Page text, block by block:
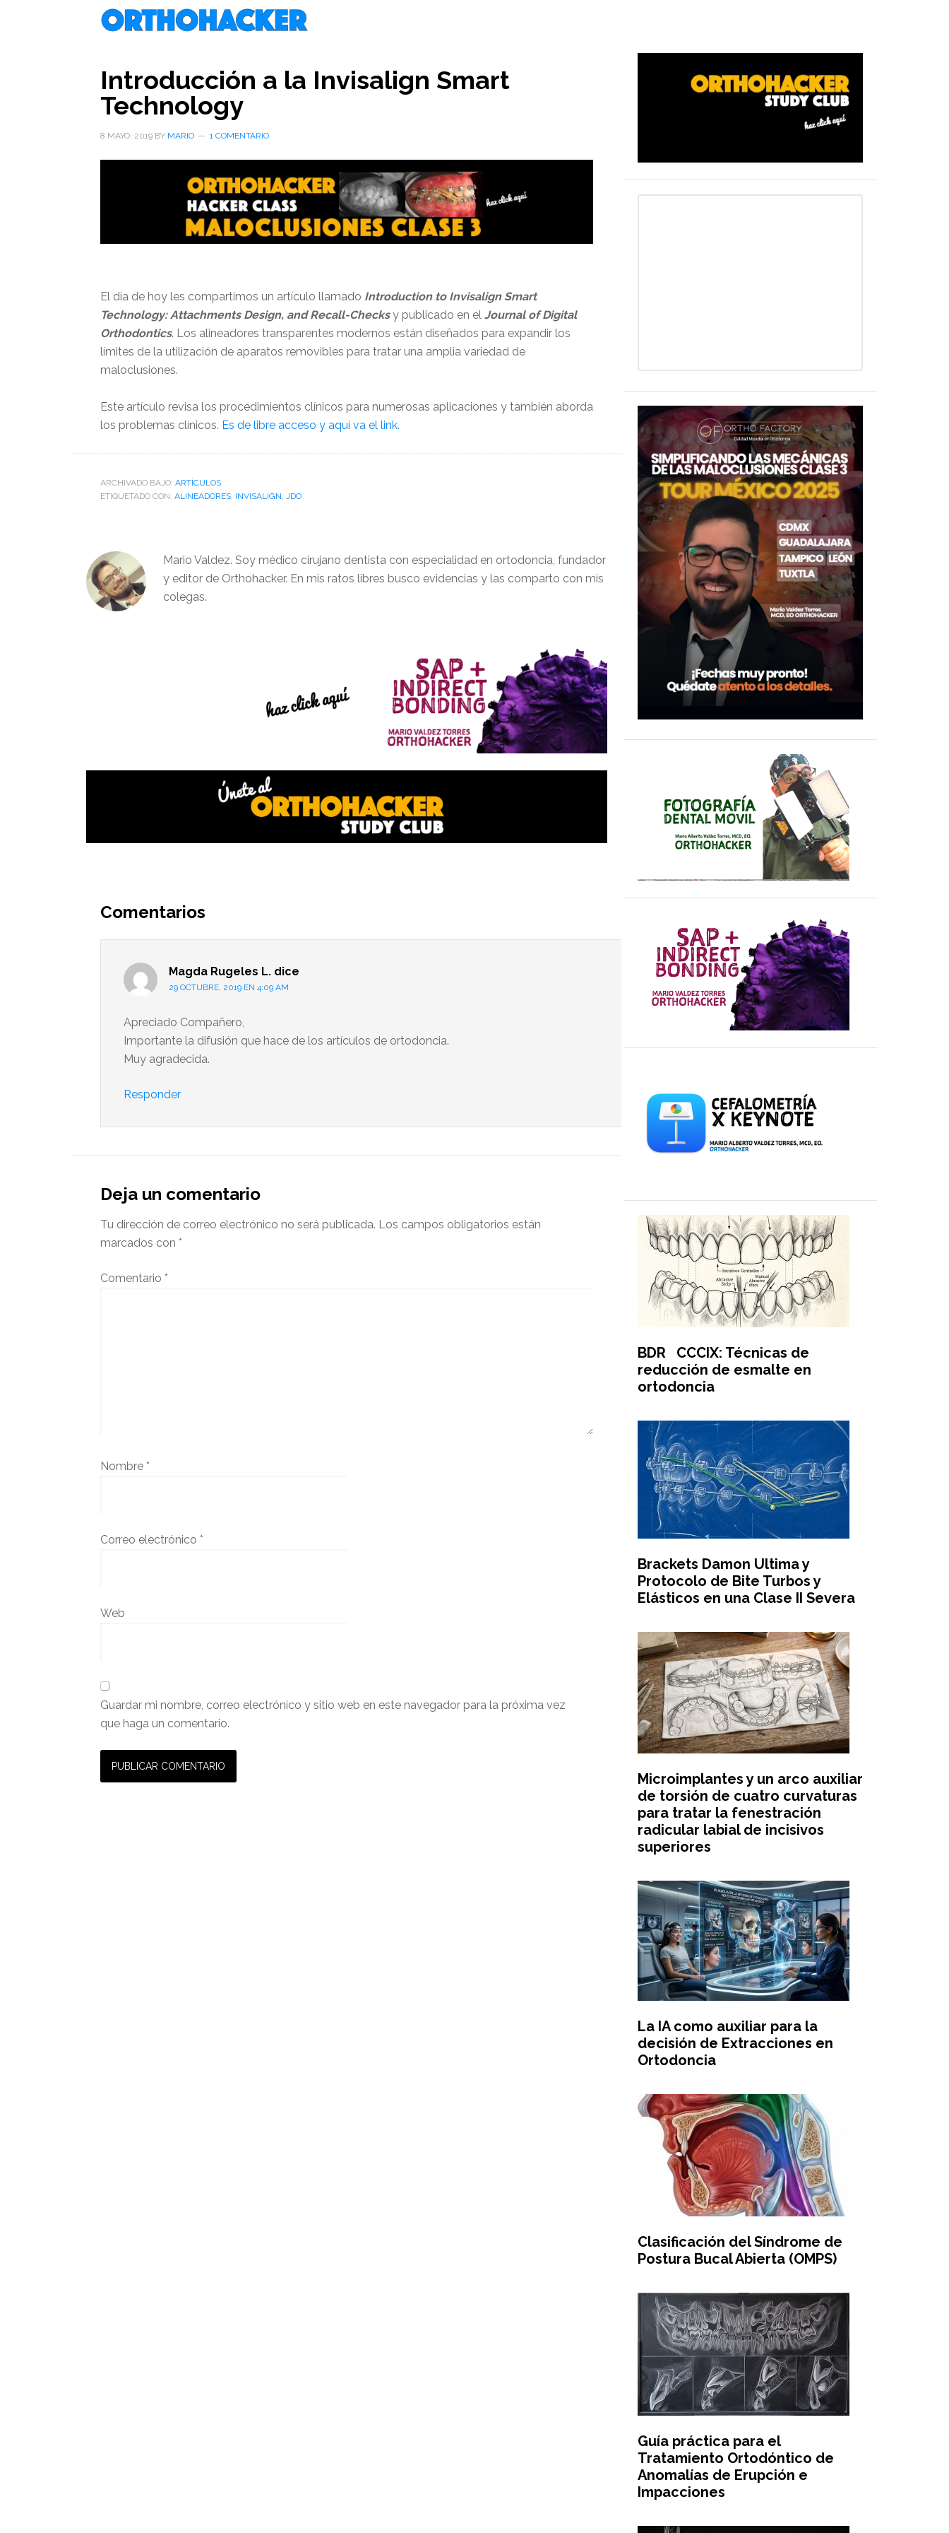
Introducción a la Invisalign Smart
Technology
8 MAYO, 2019 BY MARIO 1 COMENTARIO
El día de hoy les compartimos un artículo llamado Introduction to Invisalign Smart
Technology: Attachments Design, and Recall-Checksy publicado en el Journal of Digital
Orthodontics. Los alineadores transparentes modernos están diseñados para expandir los
límites de la utilización de aparatos removibles para tratar una amplia variedad de
maloclusiones.
Este artículo revisa los procedimientos clínicos para numerosas aplicaciones y también aborda
los problemas clínicos. Es de libre acceso y aquí va el link.
ARCHIVADO BAJO: ARTÌCULOS
ETIQUETADO CON: ALINEADORES, INVISALIGN, JDO
Mario Valdez. Soy médico cirujano dentista con especialidad en ortodoncia, fundador
y editor de Orthohacker. En mis ratos libres busco evidencias y las comparto con mis
colegas.
del
lector
Comentarios
Magda Rugeles L. dice
29 OCTUBRE, 2019 EN 4:09 AM
Apreciado Compañero,
Importante la difusión que hace de los artículos de ortodoncia.
Muy agradecida.
Responder
Deja un comentario
Tu dirección de correo electrónico no será publicada. Los campos obligatorios están
marcados con *
Comentario *
Nombre *
Correo electrónico *
Web
Guardar mi nombre, correo electrónico y sitio web en este navegador para la próxima vez
que haga un comentario.
Barra
primaria
BDR CCCIX: Técnicas de
reducción de esmalte en
ortodoncia
Brackets Damon Ultima y
Protocolo de Bite Turbos y
Elásticos en una Clase II Severa
Microimplantes y un arco auxiliar
de torsión de cuatro curvaturas
para tratar la fenestración
radicular labial de incisivos
superiores
La IA como auxiliar para la
decisión de Extracciones en
Ortodoncia
Clasificación del Síndrome de
Postura Bucal Abierta (OMPS)
Guía práctica para el
Tratamiento Ortodóntico de
Anomalías de Erupción e
Impacciones